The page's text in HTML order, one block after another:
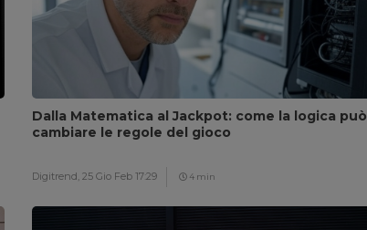
Dalla Matematica al Jackpot: come la logica può
cambiare le regole del gioco
Digitrend, 25 Gio Feb 17:29 4 min